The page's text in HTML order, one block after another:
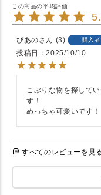
ぴあの 3 購入者
投稿日
2025/10/10
こぶりな物を探して
す！
めっちゃ可愛いです！
すべてのレビューを見